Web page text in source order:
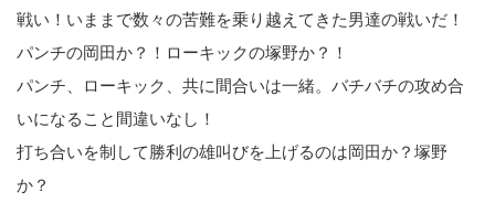
戦い！いままで数々の苦難を乗り越えてきた男達の戦いだ！
パンチの岡田か？！ローキックの塚野か？！
パンチ、ローキック、共に間合いは一緒。バチバチの攻め合
いになること間違いなし！
打ち合いを制して勝利の雄叫びを上げるのは岡田か？塚野
か？